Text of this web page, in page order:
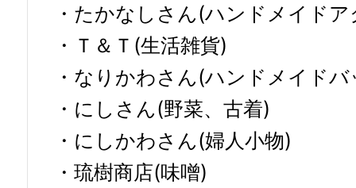
・たかなしさん(ハンドメイド
・Ｔ＆Ｔ(生活雑貨)
・なりかわさん(ハンドメイド
・にしさん(野菜、古着)
・にしかわさん(婦人小物)
・琉樹商店(味噌)